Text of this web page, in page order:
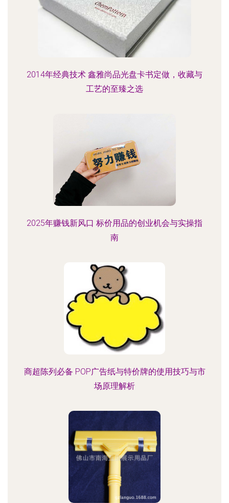
2014年经典技术 鑫雅尚品光盘卡书定做，收藏与
工艺的至臻之选
2025年赚钱新风口 标价用品的创业机会与实操指
南
商超陈列必备 POP广告纸与特价牌的使用技巧与市
场原理解析